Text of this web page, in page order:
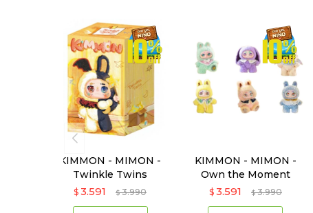
KIMMON - MIMON -
Twinkle Twins
$ 3.591 $ 3.990
KIMMON - MIMON -
Own the Moment
$ 3.591 $ 3.990